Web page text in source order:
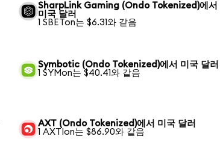
SharpLink Gaming (Ondo Tokenized)에서
미국 달러
1 SBETon는 $6.31와 같음
Symbotic (Ondo Tokenized)에서 미국 달러
1 SYMon는 $40.41와 같음
AXT (Ondo Tokenized)에서 미국 달러
1 AXTIon는 $86.90와 같음